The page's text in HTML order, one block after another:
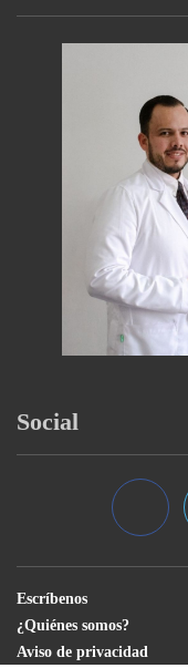
Social
Escríbenos
¿Quiénes somos?
Aviso de privacidad